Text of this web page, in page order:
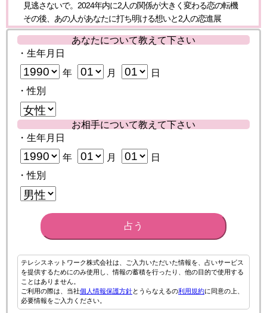
見逃さないで。2024年内に2人の関係が大きく変わる恋の転機
その後、あの人があなたに打ち明ける想いと2人の恋進展
あなたについて教えて下さい
・生年月日
年 月
日
・性別
お相手について教えて下さい
・生年月日
年 月
日
・性別
占う
テレシスネットワーク株式会社は、ご入力いただいた情報を、占いサービス
を提供するためにのみ使用し、情報の蓄積を行ったり、他の目的で使用する
ことはありません。
ご利用の際は、当社個人情報保護方針とうらなえるの利用規約に同意の上、
必要情報をご入力ください。